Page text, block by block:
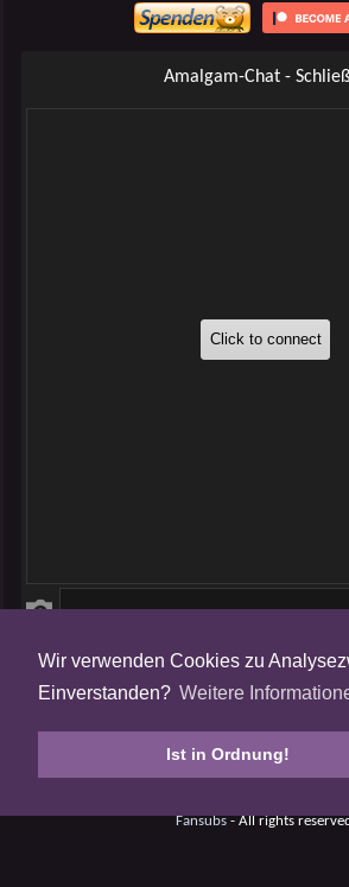
Wir verwenden Cookies zu
Einverstanden? Weitere
Ist in Ordnung!
Amalgam-Chat -
Folge uns auf
Tweets by AmalgamFansubs
Fansubs- All rights